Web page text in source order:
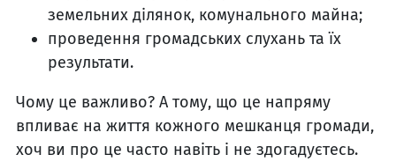
земельних ділянок, комунального майна;
проведення громадських слухань та їх
результати.
Чому це важливо? А тому, що це напряму
впливає на життя кожного мешканця громади,
хоч ви про це часто навіть і не здогадуєтесь.